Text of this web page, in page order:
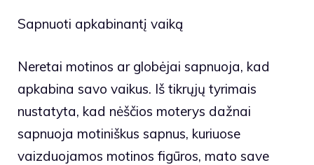
Sapnuoti apkabinantį vaiką
Neretai motinos ar globėjai sapnuoja, kad
apkabina savo vaikus. Iš tikrųjų tyrimais
nustatyta, kad nėščios moterys dažnai
sapnuoja motiniškus sapnus, kuriuose
vaizduojamos motinos figūros, mato save